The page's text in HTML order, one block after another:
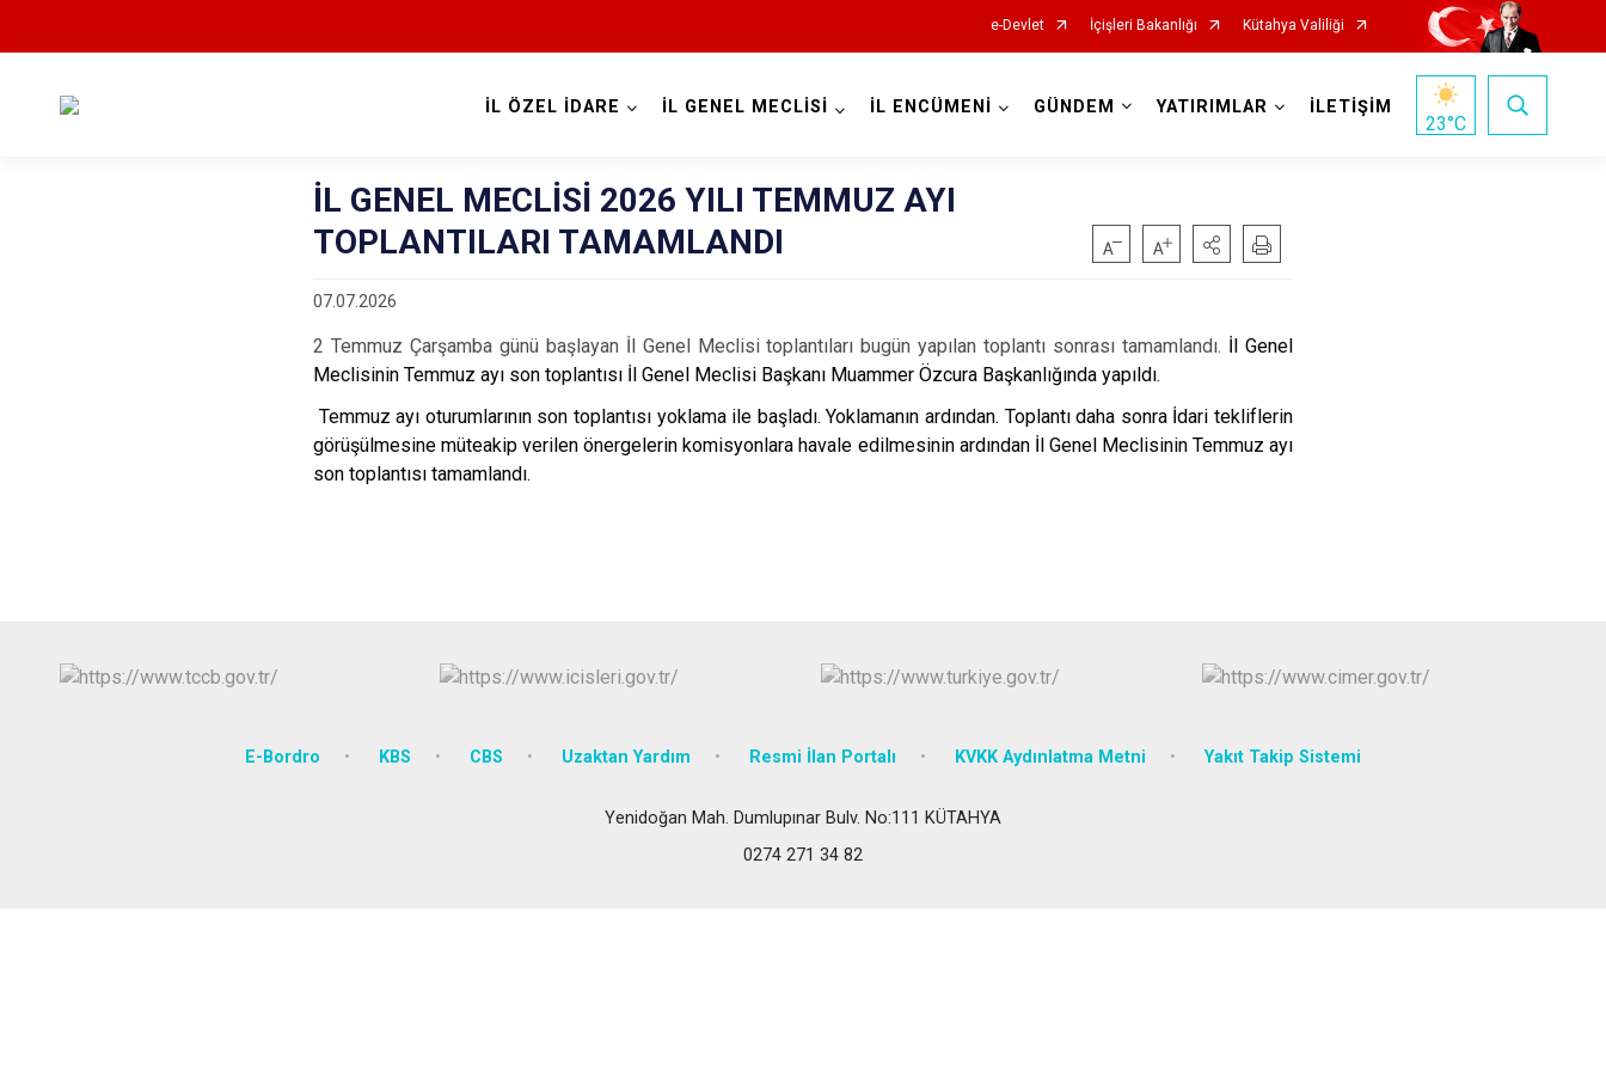
e-Devlet İçişleri Bakanlığı Kütahya Valiliği
İL ÖZEL İDARE İL GENEL MECLİSİ İL ENCÜMENİ GÜNDEM YATIRIMLAR İLETİŞİM
23°C
İL GENEL MECLİSİ 2026 YILI TEMMUZ AYI
TOPLANTILARI TAMAMLANDI
07.07.2026
2 Temmuz Çarşamba günü başlayan İl Genel Meclisi toplantıları bugün yapılan toplantı sonrası tamamlandı. İl Genel
Meclisinin Temmuz ayı son toplantısı İl Genel Meclisi Başkanı Muammer Özcura Başkanlığında yapıldı.
Temmuz ayı oturumlarının son toplantısı yoklama ile başladı. Yoklamanın ardından. Toplantı daha sonra İdari tekliflerin
görüşülmesine müteakip verilen önergelerin komisyonlara havale edilmesinin ardından İl Genel Meclisinin Temmuz ayı
son toplantısı tamamlandı.
E-Bordro KBS CBS Uzaktan Yardım Resmi İlan Portalı KVKK Aydınlatma Metni Yakıt Takip Sistemi
Yenidoğan Mah. Dumlupınar Bulv. No:111 KÜTAHYA
0274 271 34 82